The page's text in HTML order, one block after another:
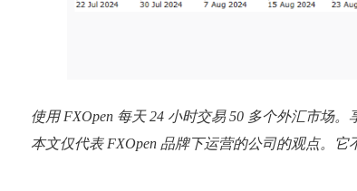
使用 FXOpen 每天 24 小时交易 50 多个外汇市场
本文仅代表 FXOpen 品牌下运营的公司的观点。